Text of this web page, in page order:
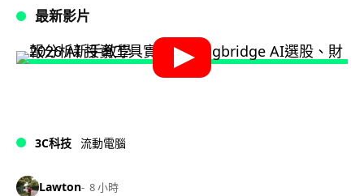
最新影片
3C科技 流動電腦
Lawton 8 小時